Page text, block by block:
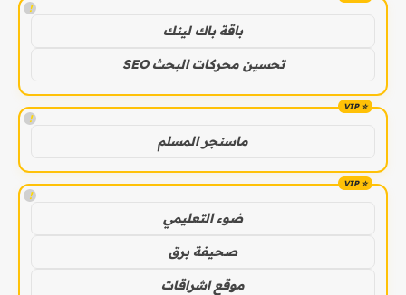
!
باقة باك لينك
تحسين محركات البحث SEO
!
ماسنجر المسلم
!
ضوء التعليمي
صحيفة برق
موقع اشراقات